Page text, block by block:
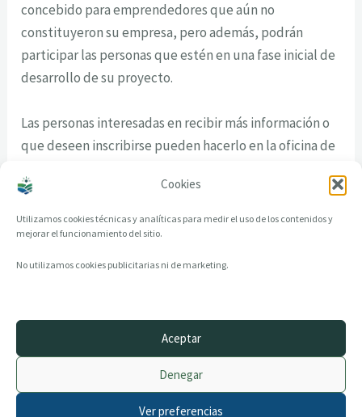
Cookies
Utilizamos cookies técnicas y analíticas para medir el uso de los contenidos y
mejorar el funcionamiento del sitio.
No utilizamos cookies publicitarias ni de marketing.
Aceptar
Denegar
Ver preferencias
concebido para emprendedores que aún no
constituyeron su empresa, pero además, podrán
participar las personas que estén en una fase inicial de
desarrollo de su proyecto.
Las personas interesadas en recibir más información o
que deseen inscribirse pueden hacerlo en la oficina de
Monforte, en las Casitas de la Compañía.
© 2014–2026 creandotuprovincia.es · Todos los derechos reservados